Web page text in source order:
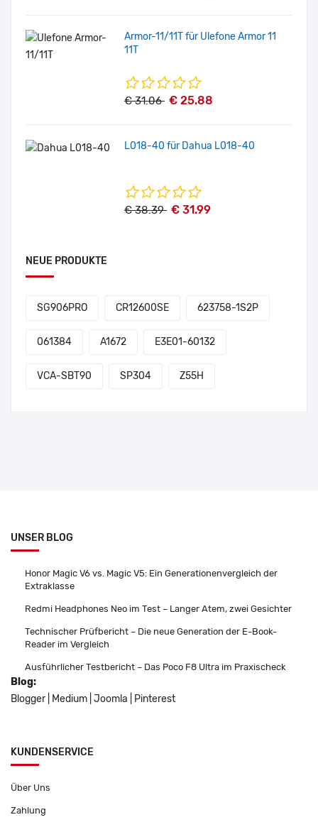
Armor-11/11T für Ulefone Armor 11
11T
€ 31.06 € 25.88
L018-40 für Dahua L018-40
€ 38.39 € 31.99
NEUE PRODUKTE
SG906PRO CR12600SE 623758-1S2P
061384 A1672 E3E01-60132
VCA-SBT90 SP304 Z55H
UNSER BLOG
Honor Magic V6 vs. Magic V5: Ein Generationenvergleich der
Extraklasse
Redmi Headphones Neo im Test – Langer Atem, zwei Gesichter
Technischer Prüfbericht – Die neue Generation der E-Book-
Reader im Vergleich
Ausführlicher Testbericht – Das Poco F8 Ultra im Praxischeck
Blog:
Blogger
Medium Joomla Pinterest
KUNDENSERVICE
Über Uns
Zahlung